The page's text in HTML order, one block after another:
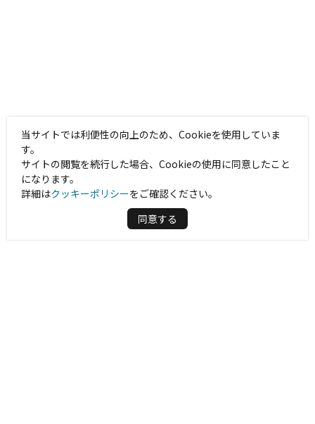
当サイトでは利便性の向上のため、Cookieを使用していま
す。
サイトの閲覧を続行した場合、Cookieの使用に同意したこと
になります。
詳細はクッキーポリシーをご確認ください。
同意する